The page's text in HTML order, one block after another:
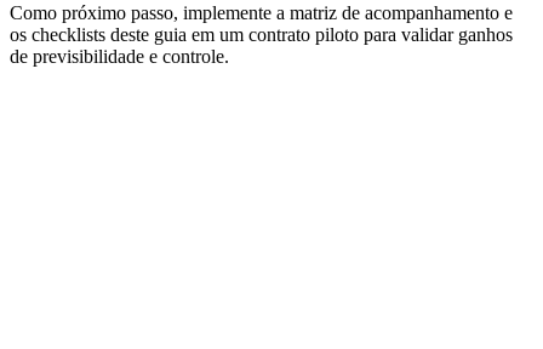
Como próximo passo, implemente a matriz de acompanhamento e
os checklists deste guia em um contrato piloto para validar ganhos
de previsibilidade e controle.